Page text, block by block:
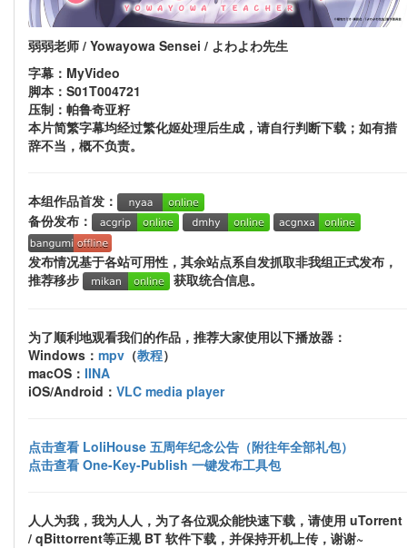
弱弱老师 / Yowayowa Sensei / よわよわ先生
字幕：MyVideo
脚本：S01T004721
压制：帕鲁奇亚籽
本片简繁字幕均经过繁化姬处理后生成，请自行判断下载；如有措
辞不当，概不负责。
本组作品首发：
备份发布：
发布情况基于各站可用性，其余站点系自发抓取非我组正式发布，
推荐移步
获取统合信息。
为了顺利地观看我们的作品，推荐大家使用以下播放器：
Windows： mpv （教程）
macOS： IINA
iOS/Android： VLC media player
点击查看 LoliHouse 五周年纪念公告（附往年全部礼包）
点击查看 One-Key-Publish 一键发布工具包
人人为我，我为人人，为了各位观众能快速下载，请使用 uTorrent
/ qBittorrent等正规 BT 软件下载，并保持开机上传，谢谢~